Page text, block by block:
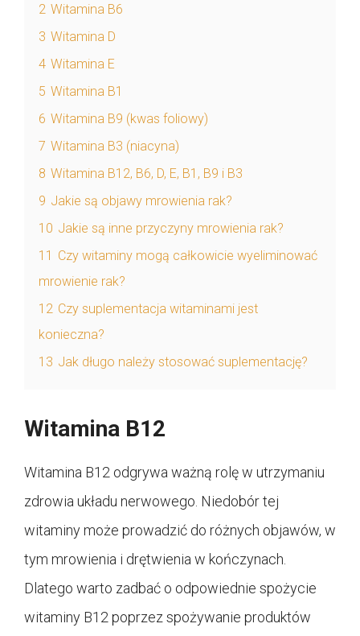
2 Witamina B6
3 Witamina D
4 Witamina E
5 Witamina B1
6 Witamina B9 (kwas foliowy)
7 Witamina B3 (niacyna)
8 Witamina B12, B6, D, E, B1, B9 i B3
9 Jakie są objawy mrowienia rak?
10 Jakie są inne przyczyny mrowienia rak?
11 Czy witaminy mogą całkowicie wyeliminować
mrowienie rak?
12 Czy suplementacja witaminami jest
konieczna?
13 Jak długo należy stosować suplementację?
Witamina B12
Witamina B12 odgrywa ważną rolę w utrzymaniu
zdrowia układu nerwowego. Niedobór tej
witaminy może prowadzić do różnych objawów, w
tym mrowienia i drętwienia w kończynach.
Dlatego warto zadbać o odpowiednie spożycie
witaminy B12 poprzez spożywanie produktów